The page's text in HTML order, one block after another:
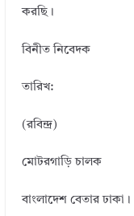
করছি।
বিনীত নিবেদক
তারিখ:
(রবিন্দ্র)
মোটরগাড়ি চালক
বাংলাদেশ বেতার ঢাকা।